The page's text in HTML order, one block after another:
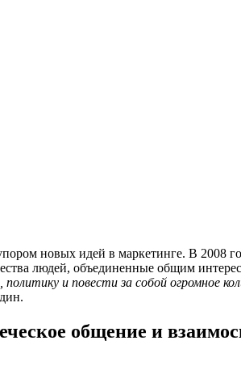
новых идей в маркетинге. В 2008
людей, объединенные общим
и повести за собой огромное
общение и